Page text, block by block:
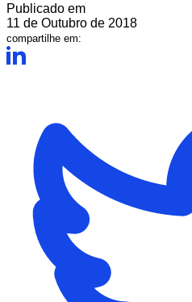
Publicado em
11 de Outubro de 2018
compartilhe em: